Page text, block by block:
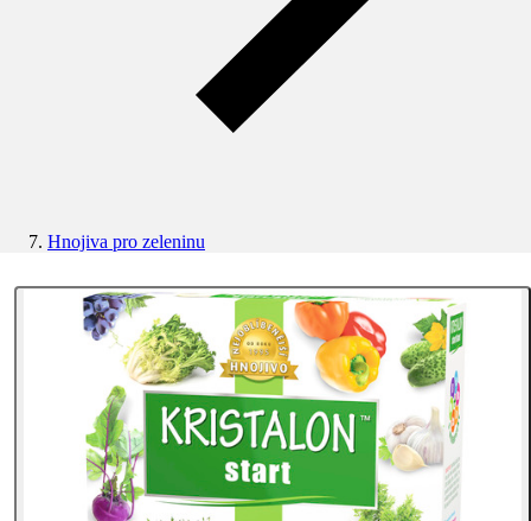
Hnojiva pro zeleninu